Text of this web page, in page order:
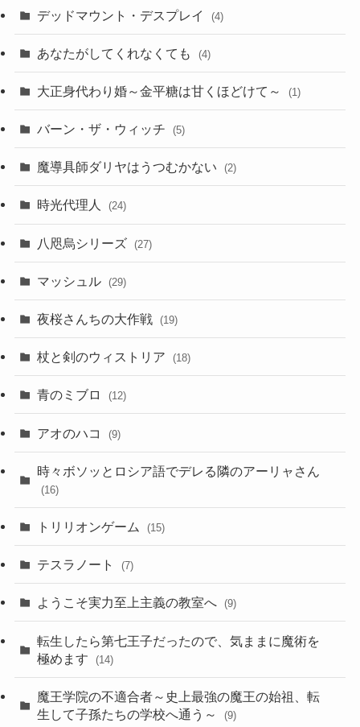
デッドマウント・デスプレイ (4)
あなたがしてくれなくても (4)
大正身代わり婚～金平糖は甘くほどけて～ (1)
バーン・ザ・ウィッチ (5)
魔導具師ダリヤはうつむかない (2)
時光代理人 (24)
八咫烏シリーズ (27)
マッシュル (29)
夜桜さんちの大作戦 (19)
杖と剣のウィストリア (18)
青のミブロ (12)
アオのハコ (9)
時々ボソッとロシア語でデレる隣のアーリャさん
(16)
トリリオンゲーム (15)
テスラノート (7)
ようこそ実力至上主義の教室へ (9)
転生したら第七王子だったので、気ままに魔術を
極めます
(14)
魔王学院の不適合者～史上最強の魔王の始祖、転
生して子孫たちの学校へ通う～
(9)